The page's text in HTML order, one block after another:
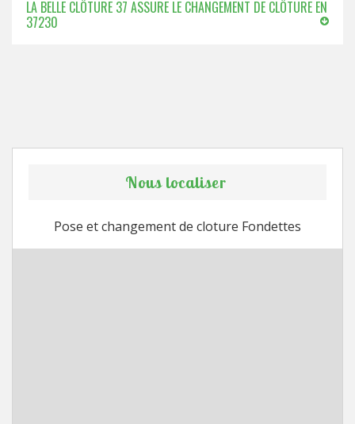
LA BELLE CLÔTURE 37 ASSURE LE CHANGEMENT DE CLÔTURE EN
37230
Nous localiser
Pose et changement de cloture Fondettes